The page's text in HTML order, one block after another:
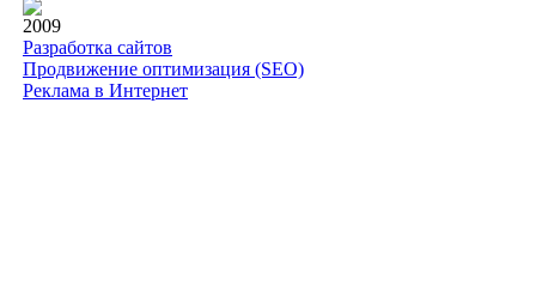
2009
Разработка сайтов
Продвижение оптимизация (SEO)
Реклама в Интернет